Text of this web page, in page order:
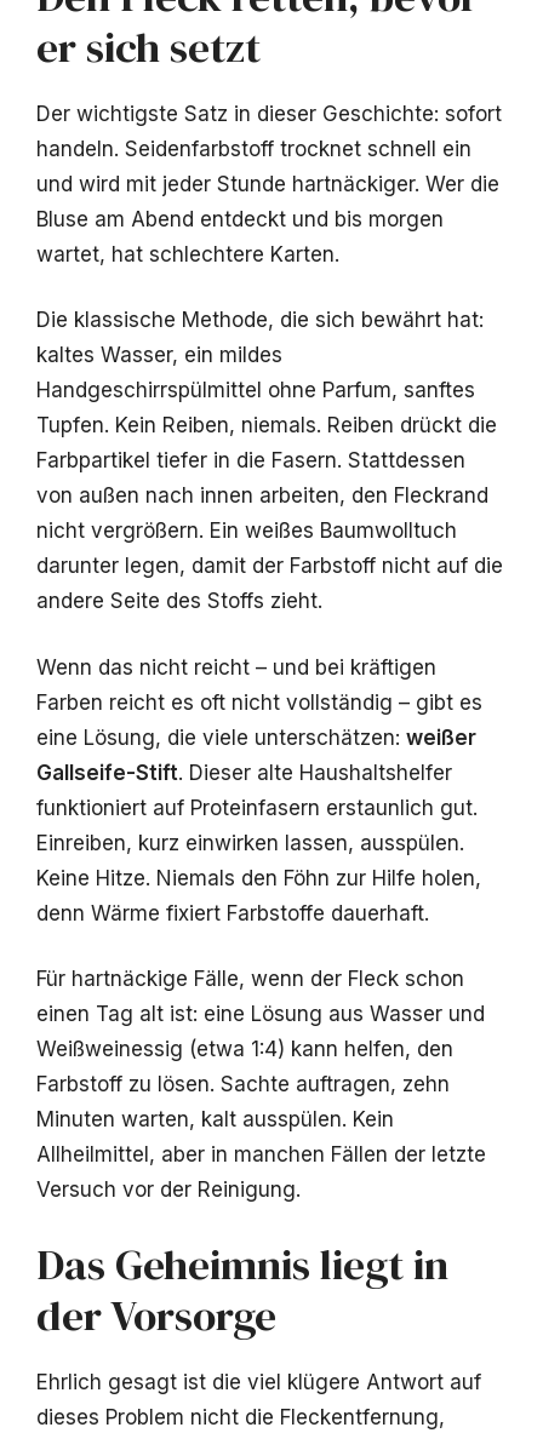
er sich setzt
Der wichtigste Satz in dieser Geschichte: sofort
handeln. Seidenfarbstoff trocknet schnell ein
und wird mit jeder Stunde hartnäckiger. Wer die
Bluse am Abend entdeckt und bis morgen
wartet, hat schlechtere Karten.
Die klassische Methode, die sich bewährt hat:
kaltes Wasser, ein mildes
Handgeschirrspülmittel ohne Parfum, sanftes
Tupfen. Kein Reiben, niemals. Reiben drückt die
Farbpartikel tiefer in die Fasern. Stattdessen
von außen nach innen arbeiten, den Fleckrand
nicht vergrößern. Ein weißes Baumwolltuch
darunter legen, damit der Farbstoff nicht auf die
andere Seite des Stoffs zieht.
Wenn das nicht reicht – und bei kräftigen
Farben reicht es oft nicht vollständig – gibt es
eine Lösung, die viele unterschätzen: weißer
Gallseife-Stift. Dieser alte Haushaltshelfer
funktioniert auf Proteinfasern erstaunlich gut.
Einreiben, kurz einwirken lassen, ausspülen.
Keine Hitze. Niemals den Föhn zur Hilfe holen,
denn Wärme fixiert Farbstoffe dauerhaft.
Für hartnäckige Fälle, wenn der Fleck schon
einen Tag alt ist: eine Lösung aus Wasser und
Weißweinessig (etwa 1:4) kann helfen, den
Farbstoff zu lösen. Sachte auftragen, zehn
Minuten warten, kalt ausspülen. Kein
Allheilmittel, aber in manchen Fällen der letzte
Versuch vor der Reinigung.
Das Geheimnis liegt in
der Vorsorge
Ehrlich gesagt ist die viel klügere Antwort auf
dieses Problem nicht die Fleckentfernung,